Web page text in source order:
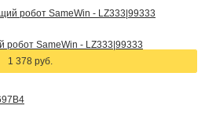
SameWin - LZ333|99333
1 378 руб.